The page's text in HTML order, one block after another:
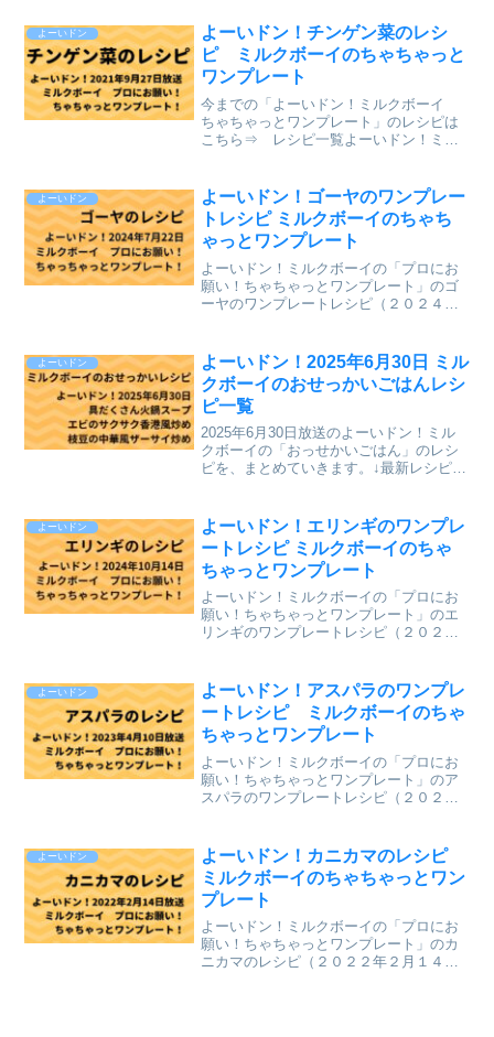
よーいドン
よーいドン！チンゲン菜のレシ
ピ ミルクボーイのちゃちゃっと
ワンプレート
今までの「よーいドン！ミルクボーイ
ちゃちゃっとワンプレート」のレシピは
こちら⇒ レシピ一覧よーいドン！ミル
（２０２１年９月２７日（月）関西テレ
ビ放送）が、とても美味し...
よーいドン
よーいドン！ゴーヤのワンプレー
トレシピ ミルクボーイのちゃち
ゃっとワンプレート
よーいドン！ミルクボーイの「プロにお
願い！ちゃちゃっとワンプレート」のゴ
ーヤのワンプレートレシピ（２０２４年
今までのレシピを記事にしています。
⇒「ミルクボーイのプロに...
よーいドン
よーいドン！2025年6月30日 ミル
クボーイのおせっかいごはんレシ
ピ一覧
2025年6月30日放送のよーいドン！ミル
クボーイの「おっせかいごはん」のレシ
ピを、まとめていきます。↓最新レシピも
ーイのプロにお願い ちゃちゃっとワン
プレート」のレシ...
よーいドン
よーいドン！エリンギのワンプレ
ートレシピ ミルクボーイのちゃ
ちゃっとワンプレート
よーいドン！ミルクボーイの「プロにお
願い！ちゃちゃっとワンプレート」のエ
リンギのワンプレートレシピ（２０２４
今までのレシピを記事にしています。
⇒「ミルクボーイのプ...
よーいドン
よーいドン！アスパラのワンプレ
ートレシピ ミルクボーイのちゃ
ちゃっとワンプレート
よーいドン！ミルクボーイの「プロにお
願い！ちゃちゃっとワンプレート」のア
スパラのワンプレートレシピ（２０２３
めて今までのレシピを記事にしていま
す。⇒「ミルクボーイのプロ...
よーいドン
よーいドン！カニカマのレシピ
ミルクボーイのちゃちゃっとワン
プレート
よーいドン！ミルクボーイの「プロにお
願い！ちゃちゃっとワンプレート」のカ
ニカマのレシピ（２０２２年２月１４日